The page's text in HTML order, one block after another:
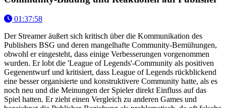
01:37:58
Der Streamer äußert sich kritisch über die Kommunikation des
Publishers BSG und deren mangelhafte Community-Bemühungen,
obwohl er eingesteht, dass einige Verbesserungen vorgenommen
wurden. Er lobt die 'League of Legends'-Community als positiven
Gegenentwurf und kritisiert, dass League of Legends rückblickend
eine besser organisierte und konstruktivere Community hatte, als es
noch neu und die Meinungen der Spieler direkt Einfluss auf das
Spiel hatten. Er zieht einen Vergleich zu anderen Games und